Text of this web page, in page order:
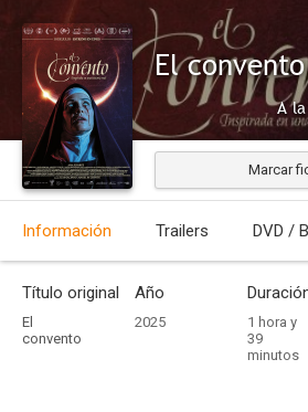
El convento
A
Marcar
Información Trailers DVD /
Título original
El
convento
Año
2025
1 hora y
39
minutos